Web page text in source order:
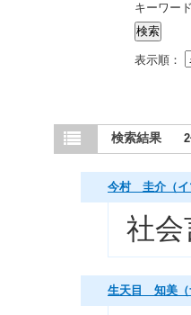
キーワード
表示順：
検索結果
今村 圭介（イ
社
生天目 知美（